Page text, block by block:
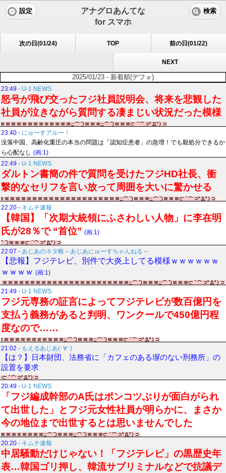
アナグロあんてな
for スマホ
設定 検索
次の日(01/24) TOP 前の日(01/22)
NEXT
2025/01/23 - 新着順(デフォ)
23:49 - U-1 NEWS.
怒号が飛び交ったフジ社員説明会、将来を悲観した
社員が泣きながら質問する凄まじい状況だった模様
23:40 - にゅーすアルー！
没落中国、高齢化重圧の本当の問題は「認知症患者」の急増！でも殺処分できるか
ら心配なし (画:1)
22:49 - U-1 NEWS.
ダルトン書簡の件で質問を受けたフジHD社長、衝
撃的なセリフを言い放って周囲を大いに驚かせる
22:20 - キムチ速報
【韓国】「次期大統領にふさわしい人物」に李在明
氏が28％で “首位” (画:1)
22:07 - あじあのネタ帳～あじあにゅーすちゃんねる～
【悲報】フジテレビ、別件で大炎上してる模様ｗｗｗｗｗｗ
ｗｗｗｗ (画:1)
21:49 - U-1 NEWS.
フジ元専務の証言によってフジテレビが数百億円を
支払う義務があると判明、ワンクールで450億円程
度なので……
21:02 - もえるあじあ(･∀･)
【は？】日本財団、法務省に「カフェのある塀のない刑務所」の
設置を要求
20:49 - U-1 NEWS.
「フジ編成幹部のA氏はポンコツぶりが面白がられ
て出世した」とフジ元女性社員が明らかに、まさか
今の地位まで出世するとは思いませんでした
20:20 - キムチ速報
中居騒動だけじゃない！「フジテレビ」の黒歴史年
表…韓国ゴリ押し、韓流サブリミナルなどで抗議デ